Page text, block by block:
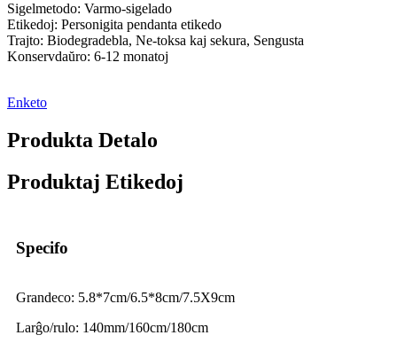
Sigelmetodo: Varmo-sigelado
Etikedoj: Personigita pendanta etikedo
Trajto: Biodegradebla, Ne-toksa kaj sekura, Sengusta
Konservdaŭro: 6-12 monatoj
Enketo
Produkta Detalo
Produktaj Etikedoj
Specifo
Grandeco: 5.8*7cm/6.5*8cm/7.5X9cm
Larĝo/rulo: 140mm/160cm/180cm